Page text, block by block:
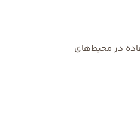
در محیط‌های